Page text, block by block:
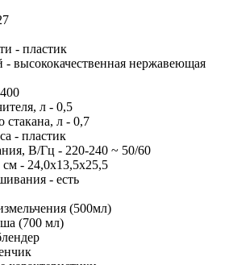
- пластик
высококачественная нержавеющая
л - 0,5
стакана, л - 0,7
- пластик
В/Гц - 220-240 ~ 50/60
- 24,0х13,5х25,5
- есть
(500мл)
(700 мл)